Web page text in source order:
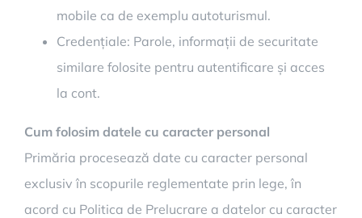
mobile ca de exemplu autoturismul.
Credențiale: Parole, informații de securitate
similare folosite pentru autentificare și acces
la cont.
Cum folosim datele cu caracter personal
Primăria procesează date cu caracter personal
exclusiv în scopurile reglementate prin lege, în
acord cu Politica de Prelucrare a datelor cu caracter